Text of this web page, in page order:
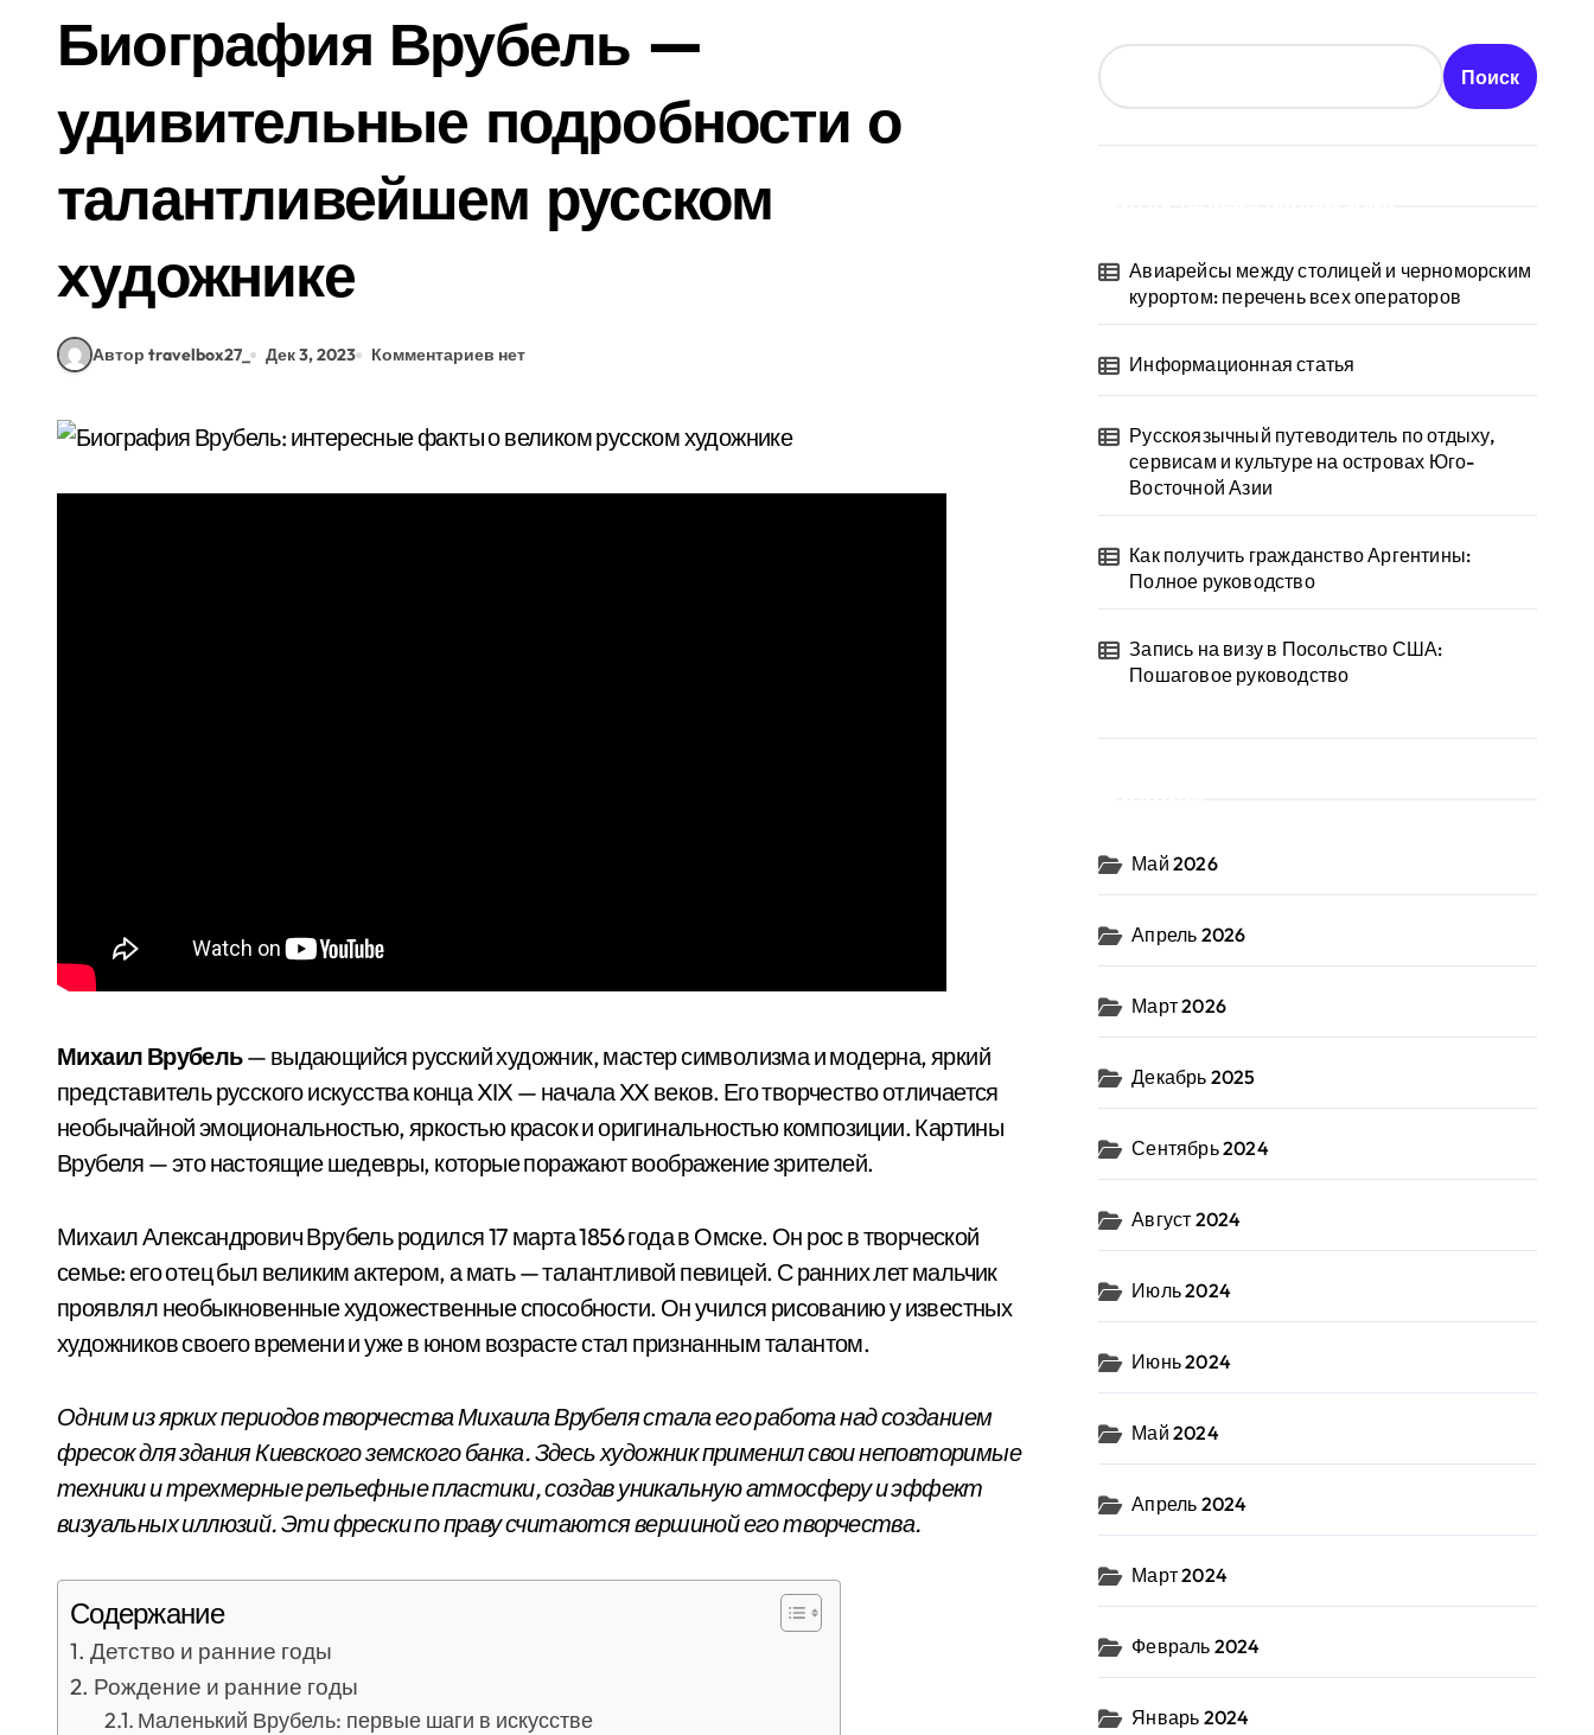
Биография Врубель —
удивительные подробности о
талантливейшем русском
художнике
Автор travelbox27_ Дек 3, 2023 Комментариев нет
Михаил Врубель— выдающийся русский художник, мастер символизма и модерна, яркий
представитель русского искусства конца XIX — начала XX веков. Его творчество отличается
необычайной эмоциональностью, яркостью красок и оригинальностью композиции. Картины
Врубеля — это настоящие шедевры, которые поражают воображение зрителей.
Михаил Александрович Врубель родился 17 марта 1856 года в Омске. Он рос в творческой
семье: его отец был великим актером, а мать — талантливой певицей. С ранних лет мальчик
проявлял необыкновенные художественные способности. Он учился рисованию у известных
художников своего времени и уже в юном возрасте стал признанным талантом.
Одним из ярких периодов творчества Михаила Врубеля стала его работа над созданием
фресок для здания Киевского земского банка. Здесь художник применил свои неповторимые
техники и трехмерные рельефные пластики, создав уникальную атмосферу и эффект
визуальных иллюзий. Эти фрески по праву считаются вершиной его творчества.
Содержание
Детство и ранние годы
Рождение и ранние годы
Маленький Врубель: первые шаги в искусстве
Поиск
Авиарейсы между столицей и черноморским
курортом: перечень всех операторов
Информационная статья
Русскоязычный путеводитель по отдыху,
сервисам и культуре на островах Юго-
Восточной Азии
Как получить гражданство Аргентины:
Полное руководство
Запись на визу в Посольство США:
Пошаговое руководство
Май 2026
Апрель 2026
Март 2026
Декабрь 2025
Сентябрь 2024
Август 2024
Июль 2024
Июнь 2024
Май 2024
Апрель 2024
Март 2024
Февраль 2024
Январь 2024